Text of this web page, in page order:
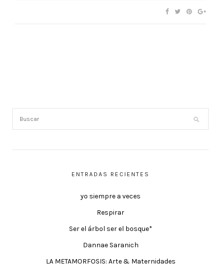
ENTRADAS RECIENTES
yo siempre a veces
Respirar
Ser el árbol ser el bosque*
Dannae Saranich
LA METAMORFOSIS: Arte & Maternidades